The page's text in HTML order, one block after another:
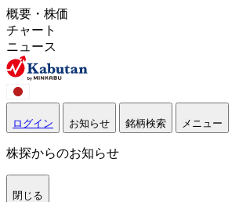
概要・株価
チャート
ニュース
ログイン お知らせ 銘柄検索 メニュー
株探からのお知らせ
閉じる